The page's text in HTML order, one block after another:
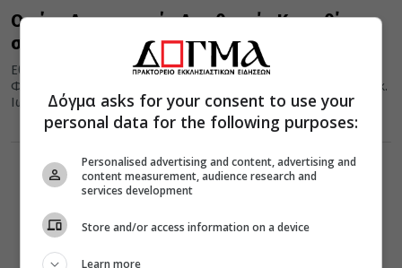
Ο νέος Αστυνομικός Διευθυντής Κορινθίας
στον Κορίνθου Διονύσιο
Εθιμοτυπική επίσκεψη πραγματοποίησε σήμερα Παρασκευή, 7η
Φεβρουαρίου 2025, ο Νέος Αστυνομικός Διευθυντής Κορινθίας κ.
Ιωάννης Αθανασόπουλος στα Γραφεία της...
Δόγμα asks for your consent to use your
personal data for the following purposes:
Personalised advertising and content, advertising and
content measurement, audience research and
services development
Store and/or access information on a device
Learn more